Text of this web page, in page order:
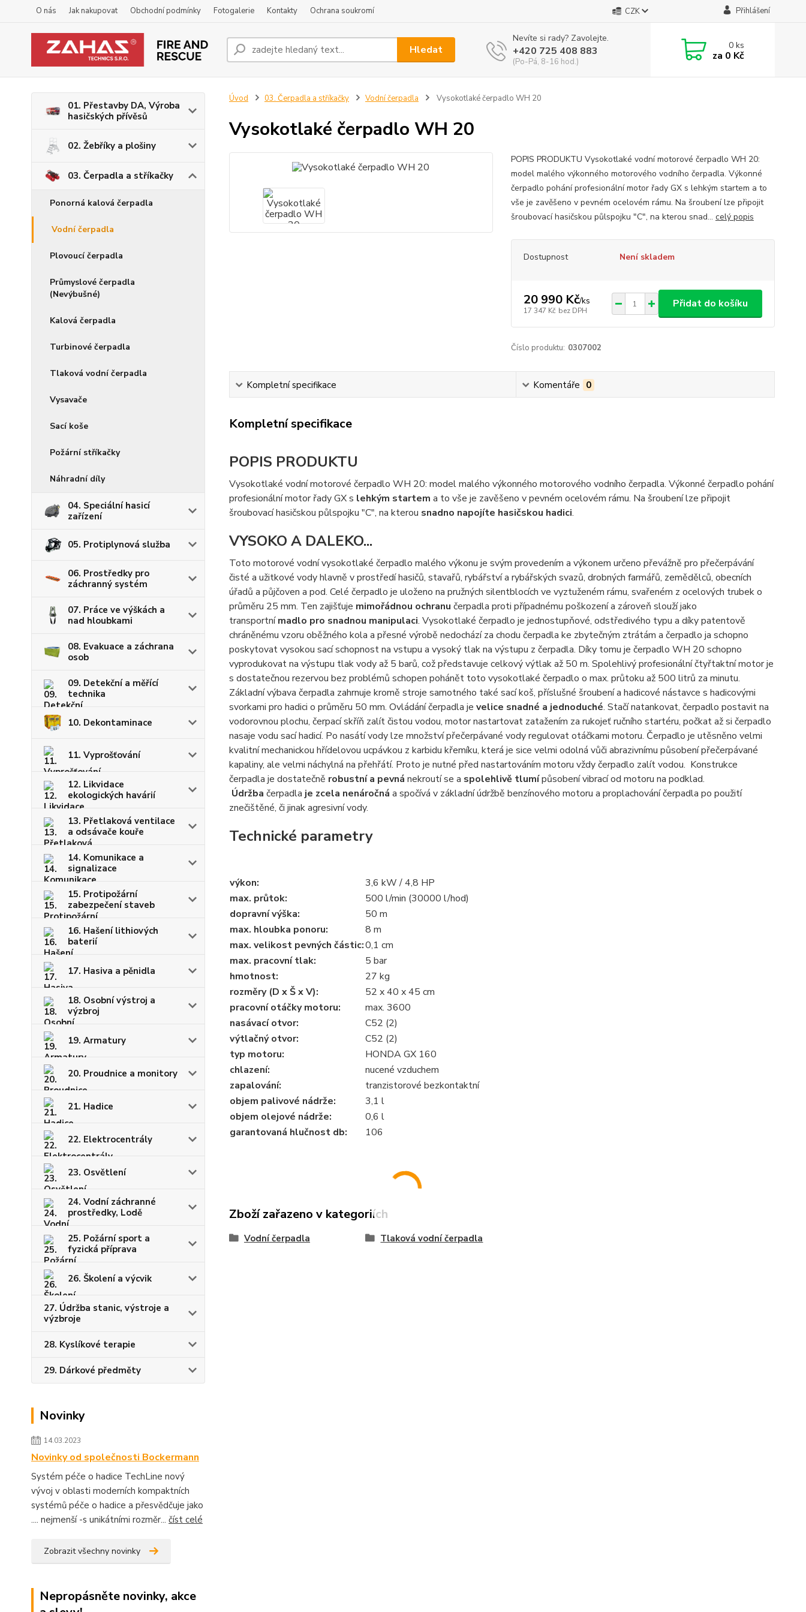
O nás Jak nakupovat Obchodní podmínky Fotogalerie Kontakty Ochrana soukromí CZK Přihlášení
Hledat
Nevíte si rady? Zavolejte.
+420 725 408 883
(Po-Pá, 8-16 hod.)
0ks
za 0 Kč
01. Přestavby DA, Výroba
hasičských přívěsů
02. Žebříky a plošiny
03. Čerpadla a stříkačky
Ponorná kalová čerpadla
Vodní čerpadla
Plovoucí čerpadla
Průmyslové čerpadla
(Nevýbušné)
Kalová čerpadla
Turbinové čerpadla
Tlaková vodní čerpadla
Vysavače
Sací koše
Požární stříkačky
Náhradní díly
04. Speciální hasicí
zařízení
05. Protiplynová služba
06. Prostředky pro
záchranný systém
07. Práce ve výškách a
nad hloubkami
08. Evakuace a záchrana
osob
09. Detekční a měřící
technika
10. Dekontaminace
11. Vyprošťování
12. Likvidace
ekologických havárií
13. Přetlaková ventilace
a odsávače kouře
14. Komunikace a
signalizace
15. Protipožární
zabezpečení staveb
16. Hašení lithiových
baterií
17. Hasiva a pěnidla
18. Osobní výstroj a
výzbroj
19. Armatury
20. Proudnice a monitory
21. Hadice
22. Elektrocentrály
23. Osvětlení
24. Vodní záchranné
prostředky, Lodě
25. Požární sport a
fyzická příprava
26. Školení a výcvik
27. Údržba stanic, výstroje a
výzbroje
28. Kyslíkové terapie
29. Dárkové předměty
Novinky
14.03.2023
Novinky od společnosti Bockermann
Systém péče o hadice TechLine nový
vývoj v oblasti moderních kompaktních
systémů péče o hadice a přesvědčuje jako
.... nejmenší -s unikátními rozměr... číst celé
Zobrazit všechny novinky
Nepropásněte novinky, akce
Úvod 03. Čerpadla a stříkačky Vodní čerpadla Vysokotlaké čerpadlo WH 20
Vysokotlaké čerpadlo WH 20
POPIS PRODUKTU Vysokotlaké vodní motorové čerpadlo WH 20:
model malého výkonného motorového vodního čerpadla. Výkonné
čerpadlo pohání profesionální motor řady GX s lehkým startem a to
vše je zavěšeno v pevném ocelovém rámu. Na šroubení lze připojit
šroubovací hasičskou půlspojku "C", na kterou snad... celý popis
Dostupnost Není skladem
20 990 Kč/ks
17 347 Kč bez DPH
Přidat do košíku
Číslo produktu: 0307002
Kompletní specifikace Komentáře 0
Kompletní specifikace
POPIS PRODUKTU
Vysokotlaké vodní motorové čerpadlo WH 20: model malého výkonného motorového vodního čerpadla. Výkonné čerpadlo pohání
profesionální motor řady GX s lehkým startem a to vše je zavěšeno v pevném ocelovém rámu. Na šroubení lze připojit
šroubovací hasičskou půlspojku "C", na kterou snadno napojíte hasičskou hadici.
VYSOKO A DALEKO...
Toto motorové vodní vysokotlaké čerpadlo malého výkonu je svým provedením a výkonem určeno převážně pro přečerpávání
čisté a užitkové vody hlavně v prostředí hasičů, stavařů, rybářství a rybářských svazů, drobných farmářů, zemědělců, obecních
úřadů a půjčoven a pod. Celé čerpadlo je uloženo na pružných silentblocích ve vyztuženém rámu, svařeném z ocelových trubek o
průměru 25 mm. Ten zajišťuje mimořádnou ochranu čerpadla proti případnému poškození a zároveň slouží jako
transportnímadlo pro snadnou manipulaci. Vysokotlaké čerpadlo je jednostupňové, odstředivého typu a díky patentově
chráněnému vzoru oběžného kola a přesné výrobě nedochází za chodu čerpadla ke zbytečným ztrátám a čerpadlo ja schopno
poskytovat vysokou sací schopnost na vstupu a vysoký tlak na výstupu z čerpadla. Díky tomu je čerpadlo WH 20 schopno
vyprodukovat na výstupu tlak vody až 5 barů, což představuje celkový výtlak až 50 m. Spolehlivý profesionální čtyřtaktní motor je
s dostatečnou rezervou bez problémů schopen pohánět toto vysokotlaké čerpadlo o max. průtoku až 500 litrů za minutu.
Základní výbava čerpadla zahrnuje kromě stroje samotného také sací koš, příslušné šroubení a hadicové nástavce s hadicovými
svorkami pro hadici o průměru 50 mm. Ovládání čerpadla je velice snadné a jednoduché. Stačí natankovat, čerpadlo postavit na
vodorovnou plochu, čerpací skříň zalít čistou vodou, motor nastartovat zatažením za rukojeť ručního startéru, počkat až si čerpadlo
nasaje vodu sací hadicí. Po nasátí vody lze množství přečerpávané vody regulovat otáčkami motoru. Čerpadlo je utěsněno velmi
kvalitní mechanickou hřídelovou ucpávkou z karbidu křemíku, která je sice velmi odolná vůči abrazivnímu působení přečerpávané
kapaliny, ale velmi náchylná na přehřátí. Proto je nutné před nastartováním motoru vždy čerpadlo zalít vodou. Konstrukce
čerpadla je dostatečně robustní a pevná nekroutí se a spolehlivě tlumípůsobení vibrací od motoru na podklad.
Údržba čerpadla je zcela nenáročná a spočívá v základní údržbě benzínového motoru a proplachování čerpadla po použití
znečištěné, či jinak agresivní vody.
Technické parametry
výkon:
3,6 kW / 4,8 HP
max. průtok:
500 l/min (30000 l/hod)
dopravní výška:
50 m
max. hloubka ponoru:
8 m
max. velikost pevných částic:0,1 cm
max. pracovní tlak:
5 bar
hmotnost:
27 kg
rozměry (D x Š x V):
52 x 40 x 45 cm
pracovní otáčky motoru:
max. 3600
nasávací otvor:
C52 (2)
výtlačný otvor:
C52 (2)
typ motoru:
HONDA GX 160
chlazení:
nucené vzduchem
zapalování:
tranzistorové bezkontaktní
objem palivové nádrže:
3,1 l
objem olejové nádrže:
0,6 l
garantovaná hlučnost db:
106
Zboží zařazeno v kategoriích
Vodní čerpadla Tlaková vodní čerpadla